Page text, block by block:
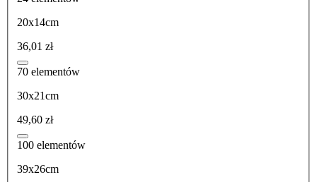
20x14cm
36,01 zł
70 elementów
30x21cm
49,60 zł
100 elementów
39x26cm